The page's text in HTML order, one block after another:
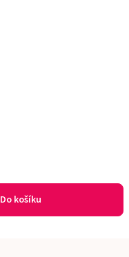
Do košíku